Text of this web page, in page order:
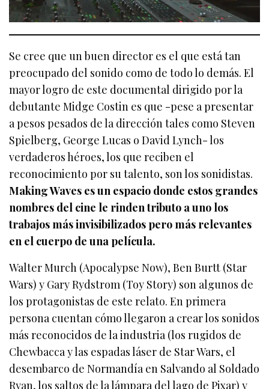
Se cree que un buen director es el que está tan
preocupado del sonido como de todo lo demás. El
mayor logro de este documental dirigido por la
debutante Midge Costin es que -pese a presentar
a pesos pesados de la dirección tales como Steven
Spielberg, George Lucas o David Lynch- los
verdaderos héroes, los que reciben el
reconocimiento por su talento, son los sonidistas.
Making Waves es un espacio donde estos grandes
nombres del cine le rinden tributo a uno los
trabajos más invisibilizados pero más relevantes
en el cuerpo de una película.
Walter Murch (Apocalypse Now), Ben Burtt (Star
Wars) y Gary Rydstrom (Toy Story) son algunos de
los protagonistas de este relato. En primera
persona cuentan cómo llegaron a crear los sonidos
más reconocidos de la industria (los rugidos de
Chewbacca y las espadas láser de Star Wars, el
desembarco de Normandía en Salvando al Soldado
Ryan, los saltos de la lámpara del lago de Pixar) y